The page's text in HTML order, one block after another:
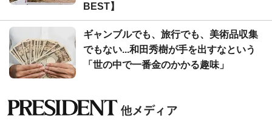
BEST】
ギャンブルでも、旅行でも、美術品収集
でもない...和田秀樹が手を出すなという
「世の中で一番金のかかる趣味」